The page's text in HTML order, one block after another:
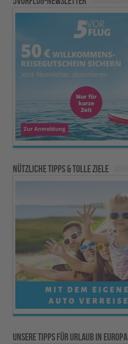
Nützliche Tipps & Tolle Ziele
Unsere Tipps für Urlaub in Europa